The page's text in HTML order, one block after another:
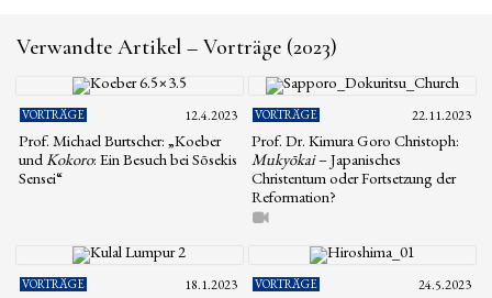
Verwandte Artikel – Vorträge (2023)
VORTRÄGE 12.4.2023
Prof. Michael Burtscher: „Koeber
undKokoro: Ein Besuch bei Sōsekis
Sensei“
VORTRÄGE 22.11.2023
Prof. Dr. Kimura Goro Christoph:
Mukyōkai– Japanisches
Christentum oder Fortsetzung der
Reformation?
VORTRÄGE 18.1.2023 VORTRÄGE 24.5.2023